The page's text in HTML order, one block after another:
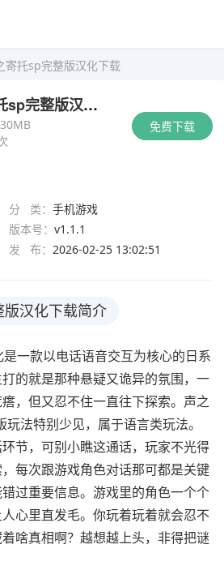
寄托sp完整版汉化下载
免费下载
声之寄托sp完整版汉化下载
分 类： 手机游戏
版本号： v1.1.1
发 布： 2026-02-25 13:02:51
汉化下载简介
一款以电话语音交互为核心的日系
的就是那种悬疑又诡异的氛围，一
，但又忍不住一直往下探索。声之
法特别少见，属于语言类玩法。
节，可别小瞧这通话，玩家不光得
每次跟游戏角色对话那可都是关键
过重要信息。游戏里的角色一个个
心里直发毛。你玩着玩着就会忍不
啥真相啊？越想越上头，非得把谜